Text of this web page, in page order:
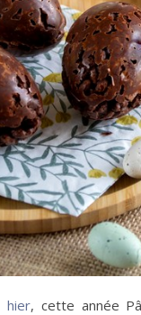
hier, cette année